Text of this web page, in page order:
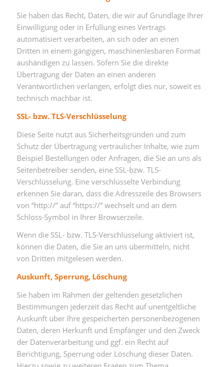
Sie haben das Recht, Daten, die wir auf Grundlage Ihrer
Einwilligung oder in Erfüllung eines Vertrags
automatisiert verarbeiten, an sich oder an einen
Dritten in einem gängigen, maschinenlesbaren Format
aushändigen zu lassen. Sofern Sie die direkte
Übertragung der Daten an einen anderen
Verantwortlichen verlangen, erfolgt dies nur, soweit es
technisch machbar ist.
SSL- bzw. TLS-Verschlüsselung
Diese Seite nutzt aus Sicherheitsgründen und zum
Schutz der Übertragung vertraulicher Inhalte, wie zum
Beispiel Bestellungen oder Anfragen, die Sie an uns als
Seitenbetreiber senden, eine SSL-bzw. TLS-
Verschlüsselung. Eine verschlüsselte Verbindung
erkennen Sie daran, dass die Adresszeile des Browsers
von “http://” auf “https://” wechselt und an dem
Schloss-Symbol in Ihrer Browserzeile.
Wenn die SSL- bzw. TLS-Verschlüsselung aktiviert ist,
können die Daten, die Sie an uns übermitteln, nicht
von Dritten mitgelesen werden.
Auskunft, Sperrung, Löschung
Sie haben im Rahmen der geltenden gesetzlichen
Bestimmungen jederzeit das Recht auf unentgeltliche
Auskunft über Ihre gespeicherten personenbezogenen
Daten, deren Herkunft und Empfänger und den Zweck
der Datenverarbeitung und ggf. ein Recht auf
Berichtigung, Sperrung oder Löschung dieser Daten.